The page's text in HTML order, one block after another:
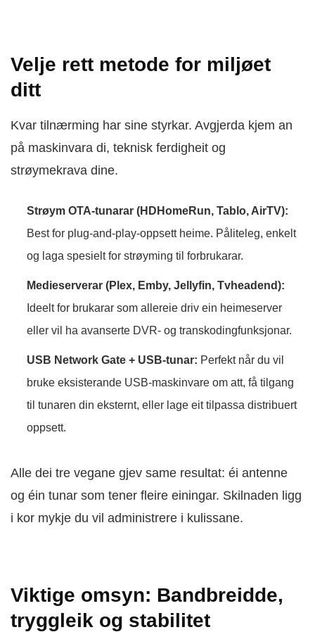
Velje rett metode for miljøet
ditt
Kvar tilnærming har sine styrkar. Avgjerda kjem an
på maskinvara di, teknisk ferdigheit og
strøymekrava dine.
Strøym OTA-tunarar (HDHomeRun, Tablo, AirTV):
Best for plug-and-play-oppsett heime. Påliteleg, enkelt
og laga spesielt for strøyming til forbrukarar.
Medieserverar (Plex, Emby, Jellyfin, Tvheadend):
Ideelt for brukarar som allereie driv ein heimeserver
eller vil ha avanserte DVR- og transkodingfunksjonar.
USB Network Gate + USB-tunar: Perfekt når du vil
bruke eksisterande USB-maskinvare om att, få tilgang
til tunaren din eksternt, eller lage eit tilpassa distribuert
oppsett.
Alle dei tre vegane gjev same resultat: éi antenne
og éin tunar som tener fleire einingar. Skilnaden ligg
i kor mykje du vil administrere i kulissane.
Viktige omsyn: Bandbreidde,
tryggleik og stabilitet